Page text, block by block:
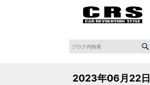
2023年06月22日